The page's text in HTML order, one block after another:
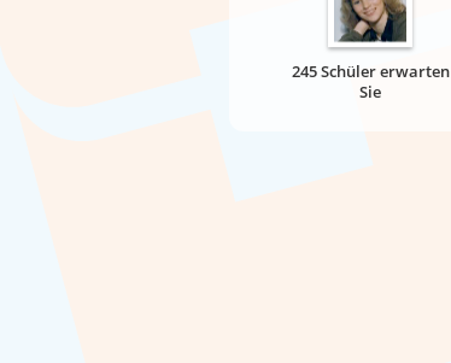
245 Schüler erwarten
Sie